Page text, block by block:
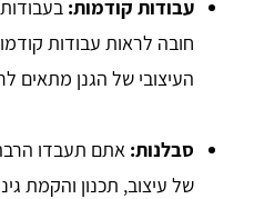
עבודות קודמות: בעבודות
חובה לראות עבודות
העיצובי של הגנן מתאים
סבלנות: אתם תעבדו
של עיצוב, תכנון והקמת